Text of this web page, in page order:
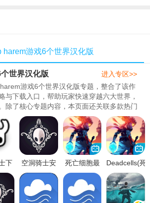
帐篷→木房→石砌堡垒→功能性别墅，自
，实现食材自给、装备自研。
树、采石、挖矿、狩猎获取原生材料，全
玩家手动合成，无商城直购成品装备。
线：近战(长矛、砍刀、盾牌)、远程(弓
远、群攻强;钝器伤害高、攻速慢;枪械后期
自制弹药。
兽(野猪、野狼)、寄生变异巨兽、敌对原住
刷新在远古遗迹深处，掉落稀有打造图
组队开荒、PVP自由对战，可组队共建
harem游戏6个世界汉化版
世界汉化版
游戏6个世界汉化版专题，整合了该作
与下载入口，帮助玩家快速穿越六大世界，
除了核心专题内容，本页面还关联多款热门
地图app下..
进入专区>>
下
中
空洞骑士安
卓免费完整
汉化版v1.2
无限货币版
死亡细胞最
新安卓版
v1.1.10免付
费破解
Deadcells(死
亡细胞手机
版代码修
改)v1.0安卓